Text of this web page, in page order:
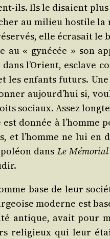
ils. Ils le disaient
au milieu hos­tile
elle écra­sait le
« gyné­cée » son
l’Orient, esclave
les enfants futurs.
aujourd’hui si,
sociaux. Assez
don­née à l’homme
et l’homme ne lui
dans Le Mémo­rial
base de leur
moderne est
antique, avait pour
reli­gieux qui leur